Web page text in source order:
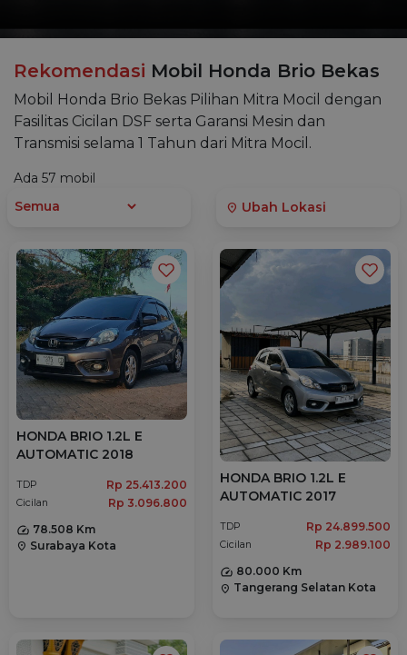
Rekomendasi Mobil Honda Brio Bekas
Mobil Honda Brio Bekas Pilihan Mitra Mocil dengan
Fasilitas Cicilan DSF serta Garansi Mesin dan
Transmisi selama 1 Tahun dari Mitra Mocil.
Ada 57 mobil
location_on Ubah Lokasi
HONDA BRIO 1.2L E
AUTOMATIC 2018
TDP Rp 25.413.200
Cicilan
Rp 3.096.800
78.508 Km
location_on Surabaya Kota
HONDA BRIO 1.2L E
AUTOMATIC 2017
TDP Rp 24.899.500
Cicilan
Rp 2.989.100
80.000 Km
location_on Tangerang Selatan Kota